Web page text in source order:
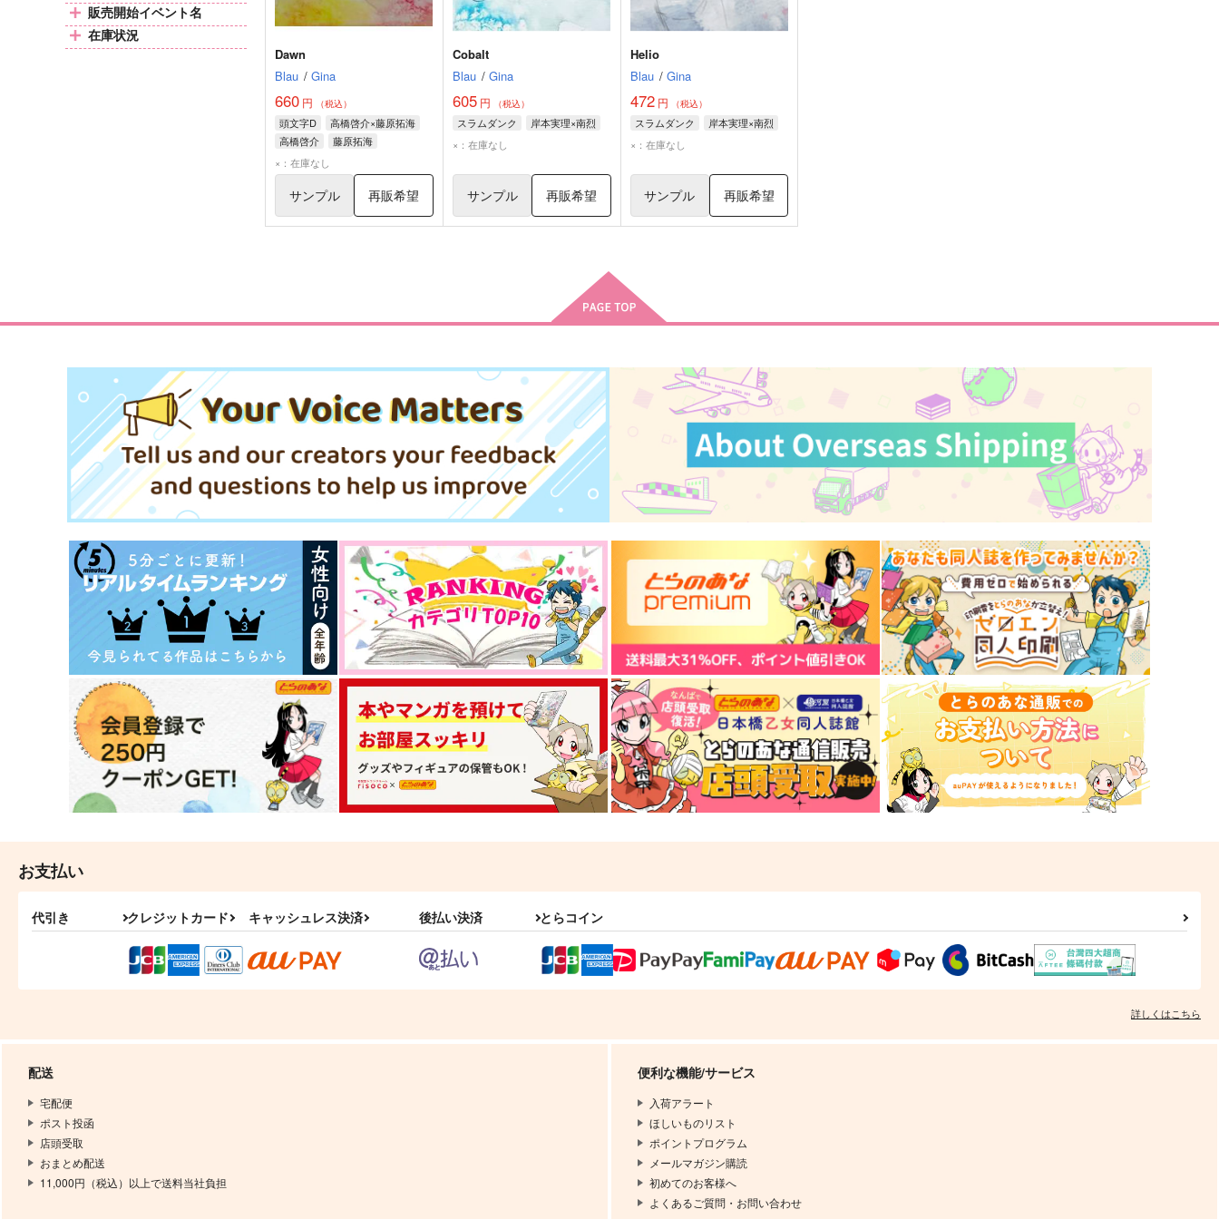
販売開始イベント名
在庫状況
Dawn
Blau / Gina
660 円 （税込）
頭文字D
高橋啓介×藤原拓海
高橋啓介
藤原拓海
×：在庫なし
サンプル 再販希望
Cobalt
Blau / Gina
605円 （税込）
スラムダンク
岸本実理×南烈
×：在庫なし
サンプル 再販希望
Helio
Blau / Gina
472円 （税込）
スラムダンク
岸本実理×南烈
×：在庫なし
サンプル 再販希望
お支払い
代引き クレジットカード キャッシュレス決済 後払い決済 とらコイン
詳しくはこちら
配送
宅配便
ポスト投函
店頭受取
おまとめ配送
11,000円（税込）以上で送料当社負担
便利な機能/サービス
入荷アラート
ほしいものリスト
ポイントプログラム
メールマガジン購読
初めてのお客様へ
よくあるご質問・お問い合わせ